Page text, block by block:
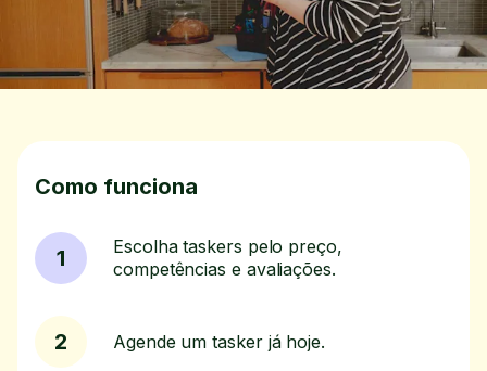
Como funciona
1
Escolha taskers pelo preço,
competências e avaliações.
2 Agende um tasker já hoje.